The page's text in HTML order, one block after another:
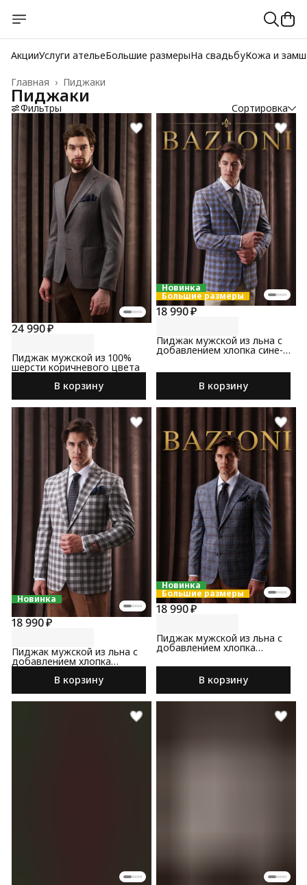
АкцииУслуги ательеБольшие размерыНа свадьбуКожа и
Пиджаки
Главная ›
Пиджаки
Фильтры Сортировка
24 990 ₽
Пиджак мужской из 100%
шерсти коричневого цвета
В корзину
Новинка
Большие размеры
18 990 ₽
Пиджак мужской из льна с
добавлением хлопка сине-
В корзину
Новинка
18 990 ₽
Пиджак мужской из льна с
добавлением хлопка
коричневого цвета
В корзину
Новинка
Большие размеры
18 990 ₽
Пиджак мужской из льна с
добавлением хлопка
В корзину